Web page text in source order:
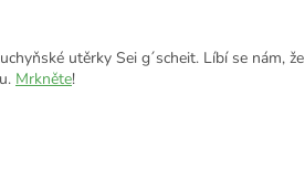
utěrky Sei g´scheit. Líbí se nám, že
Mrkněte!